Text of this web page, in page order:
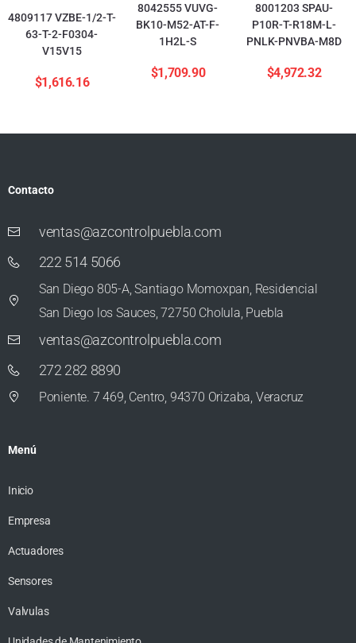
4809117 VZBE-1/2-T-
63-T-2-F0304-
V15V15
$1,616.16
8042555 VUVG-
BK10-M52-AT-F-
1H2L-S
$1,709.90
8001203 SPAU-
P10R-T-R18M-L-
PNLK-PNVBA-M8D
$4,972.32
Contacto
ventas@azcontrolpuebla.com
222 514 5066
San Diego 805-A, Santiago Momoxpan, Residencial
San Diego los Sauces, 72750 Cholula, Puebla
ventas@azcontrolpuebla.com
272 282 8890
Poniente. 7 469, Centro, 94370 Orizaba, Veracruz
Menú
Inicio
Empresa
Actuadores
Sensores
Valvulas